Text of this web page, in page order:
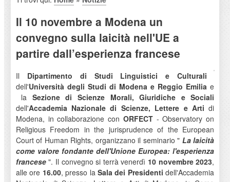
Il 10 novembre a Modena un
convegno sulla laicità nell'UE a
partire dall’esperienza francese
Il Dipartimento di Studi Linguistici e Culturali
dell'Università degli Studi di Modena e Reggio Emiliae
la Sezione di Scienze Morali, Giuridiche e Sociali
dell'Accademia Nazionale di Scienze, Lettere e Artidi
Modena, in collaborazione con ORFECT- Observatory on
Religious Freedom in the jurisprudence of the European
Court of Human Rights, organizzano il seminario " La laicità
come valore fondante dell'Unione Europea: l'esperienza
francese ". Il convegno si terrà venerdì 10 novembre 2023,
alle ore 16.00, presso la Sala dei Presidenti dell'Accademia